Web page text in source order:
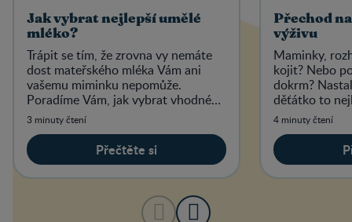
Jak vybrat nejlepší umělé
mléko?
Trápit se tím, že zrovna vy nemáte
dost mateřského mléka Vám ani
vašemu miminku nepomůže.
Poradíme Vám, jak vybrat vhodné
umělé mléko pro Vaše miminko.
3 minuty čtení
Přečtěte si
Přechod
výživu
Maminky,
kojit? Nebo
dokrm?
děťátko to
mléko.
4 minuty čtení